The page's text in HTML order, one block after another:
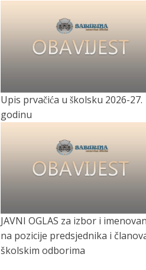
Upis prvačića u školsku 2026-27.
godinu
JAVNI OGLAS za izbor i
na pozicije predsjednika i
školskim odborima